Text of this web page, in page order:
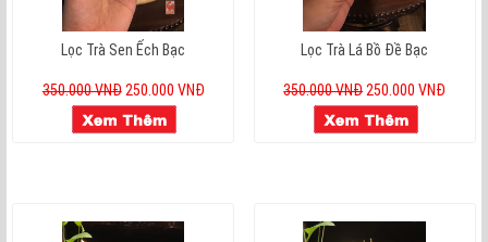
Lọc Trà Sen Ếch Bạc
350.000 VNĐ 250.000 VNĐ
Lọc Trà Lá Bồ Đề Bạc
350.000 VNĐ250.000 VNĐ